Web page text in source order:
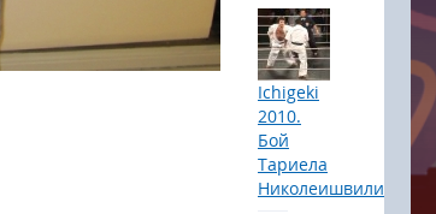
Ichigeki
2010.
Бой
Тариела
Николеишвили
16.08.2026